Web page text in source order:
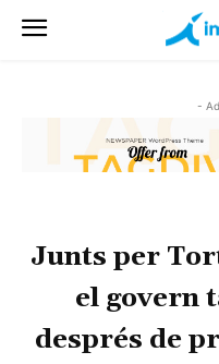
-
Junts per
el govern
després de